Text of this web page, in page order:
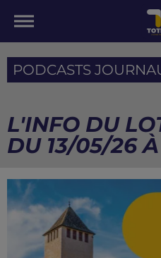
PODCASTS
L'INFO DU
DU 13/05/26